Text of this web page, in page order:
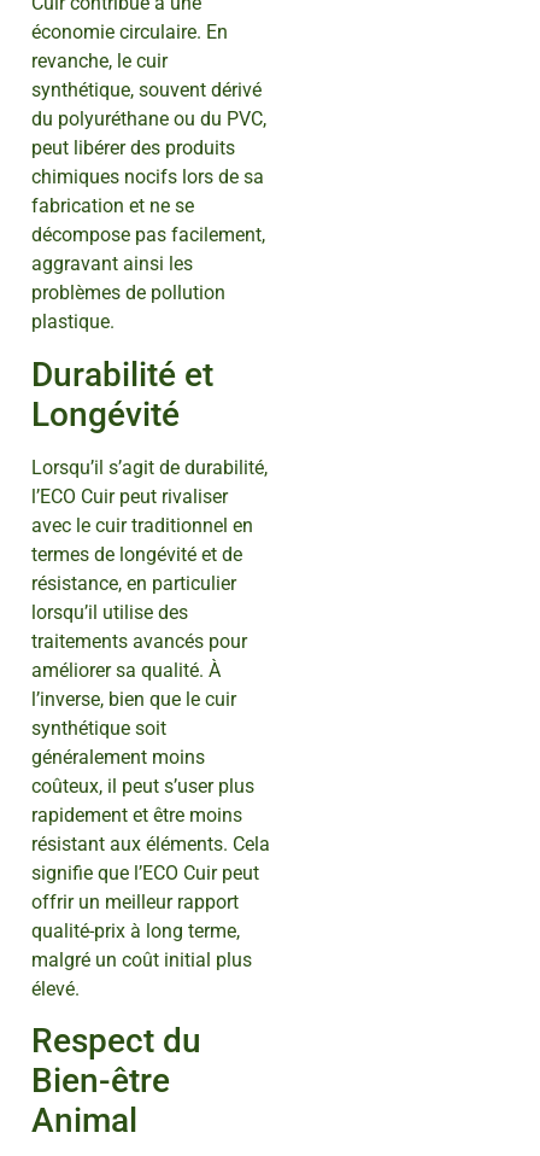
économie circulaire. En
revanche, le cuir
synthétique, souvent dérivé
du polyuréthane ou du PVC,
peut libérer des produits
chimiques nocifs lors de sa
fabrication et ne se
décompose pas facilement,
aggravant ainsi les
problèmes de pollution
plastique.
Durabilité et
Longévité
Lorsqu’il s’agit de durabilité,
l’ECO Cuir peut rivaliser
avec le cuir traditionnel en
termes de longévité et de
résistance, en particulier
lorsqu’il utilise des
traitements avancés pour
améliorer sa qualité. À
l’inverse, bien que le cuir
synthétique soit
généralement moins
coûteux, il peut s’user plus
rapidement et être moins
résistant aux éléments. Cela
signifie que l’ECO Cuir peut
offrir un meilleur rapport
qualité-prix à long terme,
malgré un coût initial plus
élevé.
Respect du
Bien-être
Animal